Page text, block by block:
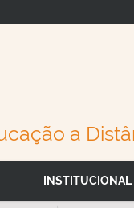
a
INSTITUCIONAL